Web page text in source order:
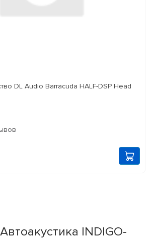
DL Audio Barracuda HALF-DSP Head
INDIGO-